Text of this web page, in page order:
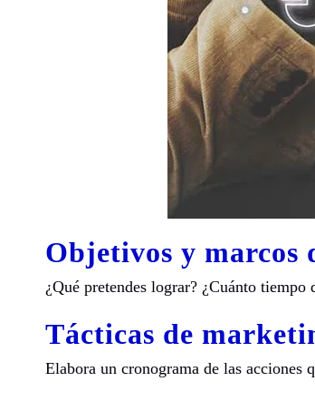
Objetivos y
¿Qué pretendes lograr? ¿Cuánto tiempo
Tácticas de
Elabora un cronograma de las acciones